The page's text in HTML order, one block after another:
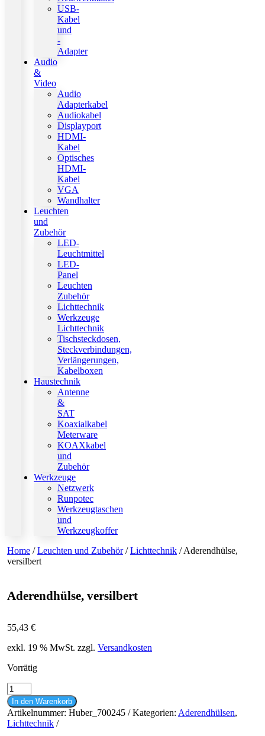
USB-
Kabel
und
-
Adapter
Audio
&
Video
Audio
Adapterkabel
Audiokabel
Displayport
HDMI-
Kabel
Optisches
HDMI-
Kabel
VGA
Wandhalter
Leuchten
und
Zubehör
LED-
Leuchtmittel
LED-
Panel
Leuchten
Zubehör
Lichttechnik
Werkzeuge
Lichttechnik
Tischsteckdosen,
Steckverbindungen,
Verlängerungen,
Kabelboxen
Haustechnik
Antenne
&
SAT
Koaxialkabel
Meterware
KOAXkabel
und
Zubehör
Werkzeuge
Netzwerk
Runpotec
Werkzeugtaschen
und
Werkzeugkoffer
Home /Leuchten und Zubehör/Lichttechnik / Aderendhülse,
versilbert
Aderendhülse, versilbert
55,43 €
exkl. 19 % MwSt. zzgl. Versandkosten
Vorrätig
Aderendhülse,
versilbert
Menge
In den Warenkorb
Artikelnummer: Huber_700245 Kategorien: Aderendhülsen,
Lichttechnik